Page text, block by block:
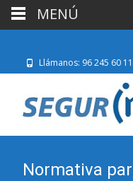
Llámanos: 96 245 60 11
Normativa
MENÚ